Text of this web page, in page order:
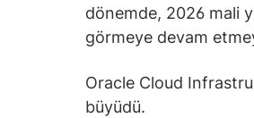
dönemde, 2026 mali
görmeye devam
Oracle Cloud
büyüdü.